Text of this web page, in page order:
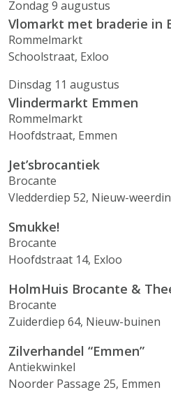
Zondag 9 augustus
Vlomarkt met braderie in
Rommelmarkt
Schoolstraat, Exloo
Dinsdag 11 augustus
Vlindermarkt Emmen
Rommelmarkt
Hoofdstraat, Emmen
Jet’sbrocantiek
Brocante
Vledderdiep 52, Nieuw-
Smukke!
Brocante
Hoofdstraat 14, Exloo
HolmHuis Brocante &
Brocante
Zuiderdiep 64, Nieuw-buinen
Zilverhandel “Emmen”
Antiekwinkel
Noorder Passage 25, Emmen